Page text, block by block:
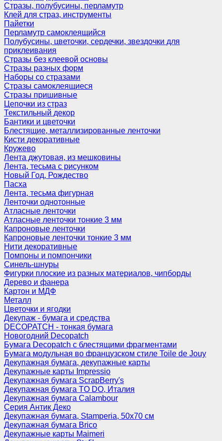
Стразы, полубусины, перламутр
Клей для страз, инструменты
Пайетки
Перламутр самоклеящийся
Полубусины, цветочки, сердечки, звездочки для
приклеивания
Стразы без клеевой основы
Стразы разных форм
Наборы со стразами
Стразы самоклеящиеся
Стразы пришивные
Цепочки из страз
Текстильный декор
Бантики и цветочки
Блестящие, металлизированные ленточки
Кисти декоративные
Кружево
Лента джутовая, из мешковины
Лента, тесьма с рисунком
Новый Год, Рождество
Пасха
Лента, тесьма фигурная
Ленточки однотонные
Атласные ленточки
Атласные ленточки тонкие 3 мм
Капроновые ленточки
Капроновые ленточки тонкие 3 мм
Нити декоративные
Помпоны и помпончики
Синель-шнуры
Фигурки плоские из разных материалов, чипборды
Дерево и фанера
Картон и МДФ
Металл
Цветочки и ягодки
Декупаж - бумага и средства
DECOPATCH - тонкая бумага
Новогодний Decopatch
Бумага Decopatch с блестящими фрагментами
Бумага модульная во французском стиле Toile de Jouy
Декупажная бумага, декупажные карты
Декупажные карты Impressio
Декупажная бумага ScrapBerry's
Декупажная бумага TO DO, Италия
Декупажная бумага Calambour
Серия Антик Деко
Декупажная бумага, Stamperia, 50х70 см
Декупажная бумага Brico
Декупажные карты Maimeri